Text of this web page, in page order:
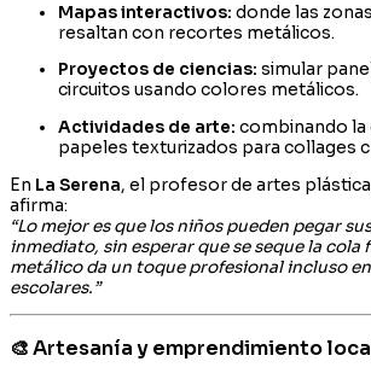
Mapas interactivos: donde las
resaltan con recortes metálicos.
Proyectos de ciencias: simular
circuitos usando colores metálicos.
Actividades de arte: combinando la
papeles texturizados para collages
En La Serena, el profesor de artes
afirma:
“Lo mejor es que los niños pueden pegar
inmediato, sin esperar que se seque la cola
metálico da un toque profesional incluso
escolares.”
🎨 Artesanía y emprendimiento